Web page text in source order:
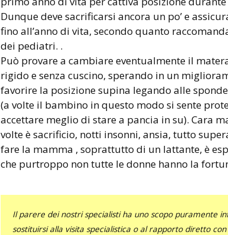
Dunque deve sacrificarsi ancora un po’ e
fino all’anno di vita, secondo quanto
dei pediatri. .
Può provare a cambiare eventualmente il
rigido e senza cuscino, sperando in un
favorire la posizione supina legando alle
(a volte il bambino in questo modo si sente
accettare meglio di stare a pancia in su). Cara
volte è sacrificio, notti insonni, ansia, tutto
fare la mamma , soprattutto di un lattante, è
che purtroppo non tutte le donne hanno la
Il parere dei nostri specialisti ha uno scopo puramente
sostituirsi alla visita specialistica o al rapporto diretto